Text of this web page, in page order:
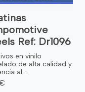
Ref: Dr1096
en vinilo
de alta calidad y
al ...